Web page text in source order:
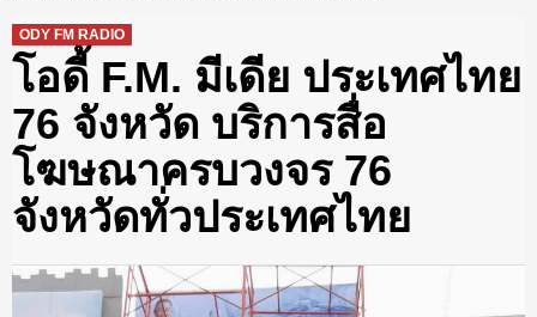
ODY FM RADIO
โอดี้ F.M. มีเดีย ประเทศไทย
76 จังหวัด บริการสื่อ
โฆษณาครบวงจร 76
จังหวัดทั่วประเทศไทย